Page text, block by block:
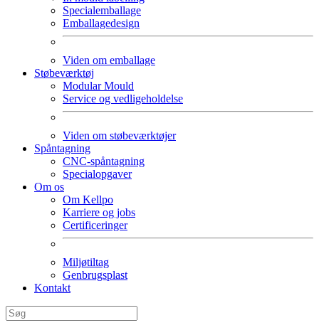
Specialemballage
Emballagedesign
Viden om emballage
Støbeværktøj
Modular Mould
Service og vedligeholdelse
Viden om støbeværktøjer
Spåntagning
CNC-spåntagning
Specialopgaver
Om os
Om Kellpo
Karriere og jobs
Certificeringer
Miljøtiltag
Genbrugsplast
Kontakt